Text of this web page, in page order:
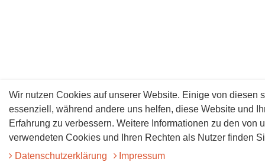
Wir nutzen Cookies auf unserer Website. Einige von diesen
essenziell, während andere uns helfen, diese Website und
Erfahrung zu verbessern. Weitere Informationen zu den von
verwendeten Cookies und Ihren Rechten als Nutzer finden
Daten­schutz­erklärung
Impressum